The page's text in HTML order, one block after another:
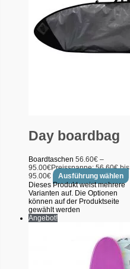
Day boardbag
Boardtaschen 56.60€ –
95.00€Preisspanne: 56.60€ bis
95.00€
Ausführung wählen
Dieses Produkt weist mehrere
Varianten auf. Die Optionen
können auf der Produktseite
gewählt werden
Angebot!